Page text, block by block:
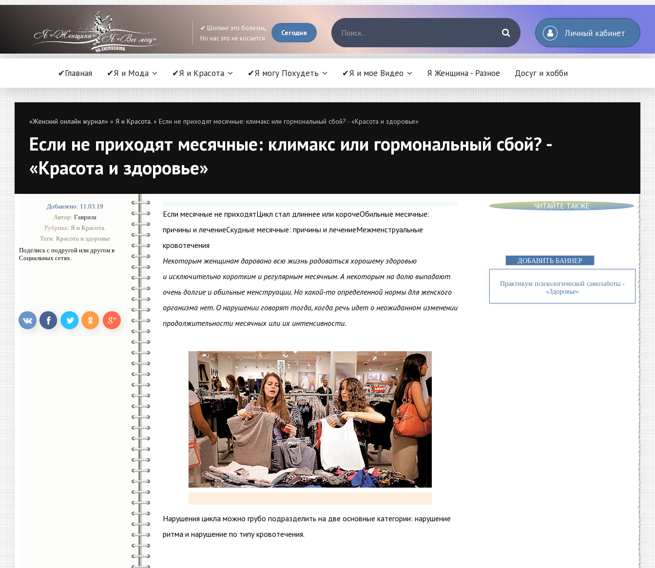
✔ Шопинг это болезнь,
Но нас это не косается
Сегодня Личный кабинет
✔Главная ✔Я и Мода ✔Я и Красота ✔Я могу Похудеть ✔Я и мое Видео Я Женщина - Разное Досуг и хобби
«Женский онлайн журнал» » Я и Красота. » Если не приходят месячные: климакс или гормональный сбой? - «Красота и здоровье»
Если не приходят месячные: климакс или гормональный сбой? -
«Красота и здоровье»
Добавлено: 11.03.19
Автор: Гаврила
Рубрика: Я и Красота.
Теги: Красота и здоровье
Поделись с подругой или другом в
Социальных сетях.
Если месячные не приходятЦикл стал длиннее или корочеОбильные месячные:
причины и лечениеСкудные месячные: причины и лечениеМежменструальные
кровотечения
Некоторым женщинам даровано всю жизнь радоваться хорошему здоровью
и исключительно коротким и регулярным месячным. А некоторым на долю выпадают
очень долгие и обильные менструации. Но какой-то определенной нормы для женского
организма нет. О нарушении говорят тогда, когда речь идет о неожиданном изменении
продолжительности месячных или их интенсивности.
Нарушения цикла можно грубо подразделить на две основные категории: нарушение
ритма и нарушение по типу кровотечения.
ЧИТАЙТЕ ТАКЖЕ
ДОБАВИТЬ БАННЕР
Практикум психологической самозаботы -
«Здоровье»